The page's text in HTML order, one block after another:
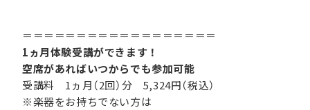
＝＝＝＝＝＝＝＝＝＝＝＝＝＝＝＝＝＝
1ヵ月体験受講ができます！
空席があればいつからでも参加可能
受講料 1ヵ月（2回）分 5,324円（税込）
※楽器をお持ちでない方は